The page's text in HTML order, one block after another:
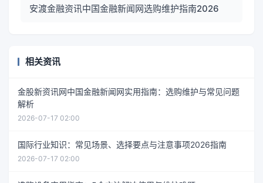
安渡金融资讯中国金融新闻网选购维护指南2026
相关资讯
金股新资讯网中国金融新闻网实用指南：选购维护与常见问题
解析
2026-07-17 02:00
国际行业知识：常见场景、选择要点与注意事项2026指南
2026-07-17 02:00